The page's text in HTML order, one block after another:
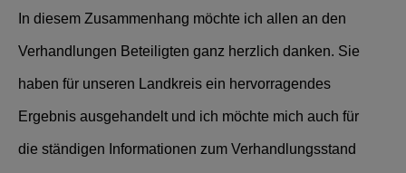
In diesem Zusammenhang möchte ich allen an den
Verhandlungen Beteiligten ganz herzlich danken. Sie
haben für unseren Landkreis ein hervorragendes
Ergebnis ausgehandelt und ich möchte mich auch für
die ständigen Informationen zum Verhandlungsstand